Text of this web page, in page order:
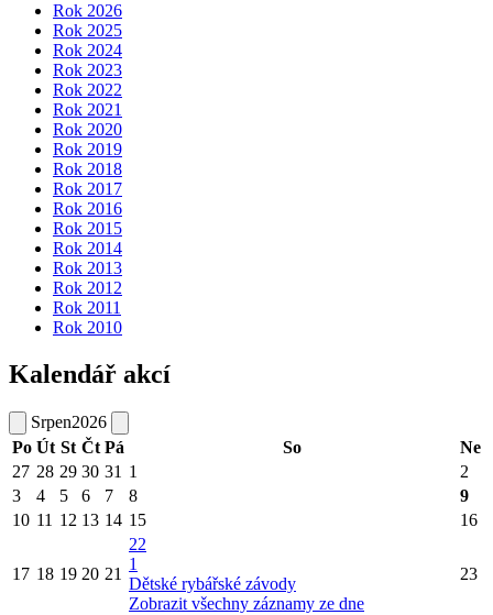
Rok 2026
Rok 2025
Rok 2024
Rok 2023
Rok 2022
Rok 2021
Rok 2020
Rok 2019
Rok 2018
Rok 2017
Rok 2016
Rok 2015
Rok 2014
Rok 2013
Rok 2012
Rok 2011
Rok 2010
Kalendář akcí
Srpen2026
Po Út St Čt Pá So
Ne
27 28 29 30 31 1
2
3
4 5 6 7 8
9
10 11 12 13 14 15 16
17 18 19 20 21
22
1
Dětské rybářské závody
Zobrazit všechny záznamy ze dne
23